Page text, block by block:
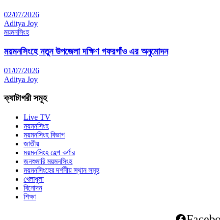
02/07/2026
Aditya Joy
ময়মনসিংহ
ময়মনসিংহে নতুন উপজেলা দক্ষিণ গফরগাঁও এর অনুমোদন
01/07/2026
Aditya Joy
ক্যাটাগরী সমূহ
Live TV
ময়মনসিংহ
ময়মনসিংহ বিভাগ
জাতীয়
ময়মনসিংহ হেল্প কর্ণার
জনশুমারি ময়মনসিংহ
ময়মনসিংহের দর্শনীয় স্থান সমূহ
খেলাধুলা
বিনোদন
শিক্ষা